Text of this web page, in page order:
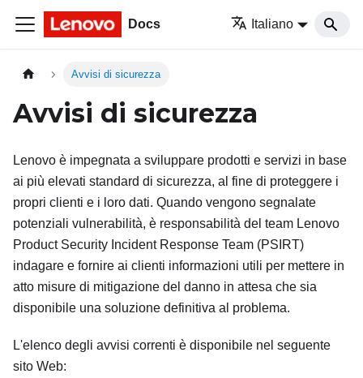
Docs Italiano
Avvisi di sicurezza
Avvisi di sicurezza
Lenovo è impegnata a sviluppare prodotti e servizi in base
ai più elevati standard di sicurezza, al fine di proteggere i
propri clienti e i loro dati. Quando vengono segnalate
potenziali vulnerabilità, è responsabilità del team Lenovo
Product Security Incident Response Team (PSIRT)
indagare e fornire ai clienti informazioni utili per mettere in
atto misure di mitigazione del danno in attesa che sia
disponibile una soluzione definitiva al problema.
L'elenco degli avvisi correnti è disponibile nel seguente
sito Web: